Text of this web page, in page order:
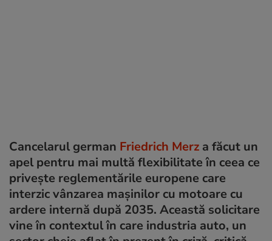
Cancelarul german Friedrich Merz a făcut un
apel pentru mai multă flexibilitate în ceea ce
privește reglementările europene care
interzic vânzarea mașinilor cu motoare cu
ardere internă după 2035. Această solicitare
vine în contextul în care industria auto, un